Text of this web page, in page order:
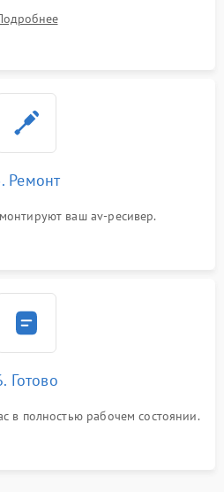
Ремонт
ваш av-ресивер.
Готово
в полностью рабочем состоянии.